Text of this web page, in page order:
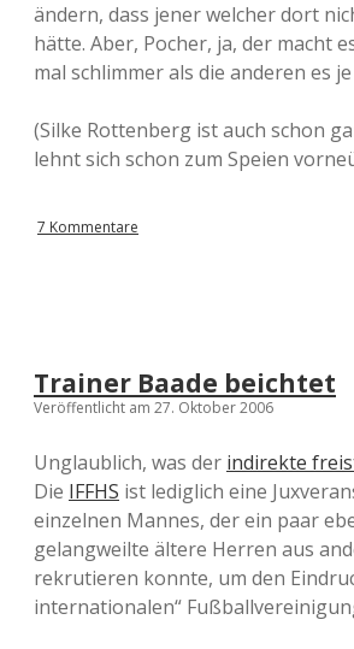
ändern, dass jener welcher dort
hätte. Aber, Pocher, ja, der macht
mal schlimmer als die anderen es
(Silke Rottenberg ist auch schon
lehnt sich schon zum Speien
7 Kommentare
Trainer Baade beichtet
Veröffentlicht am 27. Oktober 2006
Unglaublich, was der indirekte
Die IFFHS ist lediglich eine
einzelnen Mannes, der ein paar
gelangweilte ältere Herren aus
rekrutieren konnte, um den
internationalen“